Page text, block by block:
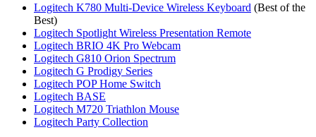
Logitech K780 Multi-Device Wireless Keyboard (Best of the
Best)
Logitech Spotlight Wireless Presentation Remote
Logitech BRIO 4K Pro Webcam
Logitech G810 Orion Spectrum
Logitech G Prodigy Series
Logitech POP Home Switch
Logitech BASE
Logitech M720 Triathlon Mouse
Logitech Party Collection